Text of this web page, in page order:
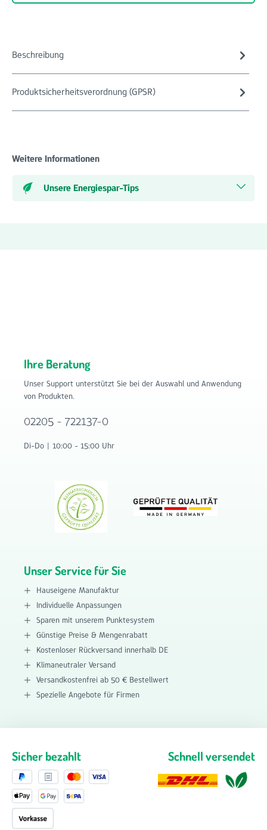
Beschreibung
Produktsicherheitsverordnung (GPSR)
Weitere Informationen
Unsere Energiespar-Tips
Ihre Beratung
Unser Support unterstützt Sie bei der Auswahl und Anwendung
von Produkten.
02205 - 722137-0
Di-Do | 10:00 - 15:00 Uhr
Unser Service für Sie
Hauseigene Manufaktur
Individuelle Anpassungen
Sparen mit unserem Punktesystem
Günstige Preise & Mengenrabatt
Kostenloser Rückversand innerhalb DE
Klimaneutraler Versand
Versandkostenfrei ab 50 € Bestellwert
Spezielle Angebote für Firmen
Sicher bezahlt Schnell versendet